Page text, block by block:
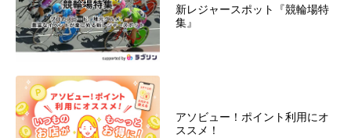
新レジャースポット『競輪場特
集』
アソビュー！ポイント利用にオ
ススメ！